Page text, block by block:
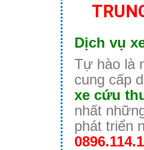
Dịch vụ
Tự hào là
cung cấp
xe cứu
nhất
phát triển